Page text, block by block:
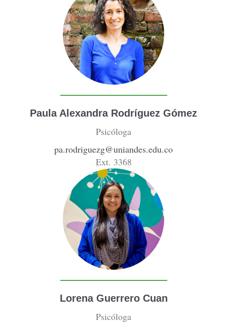
Paula Alexandra Rodríguez Gómez
Psicóloga
pa.rodriguezg@uniandes.edu.co
Ext. 3368
Lorena Guerrero Cuan
Psicóloga